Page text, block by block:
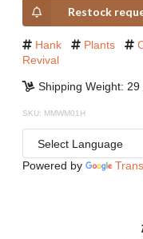
Restock
Hank Plants
Revival
Shipping Weight: 29
SKU: MMWM01H
Powered by